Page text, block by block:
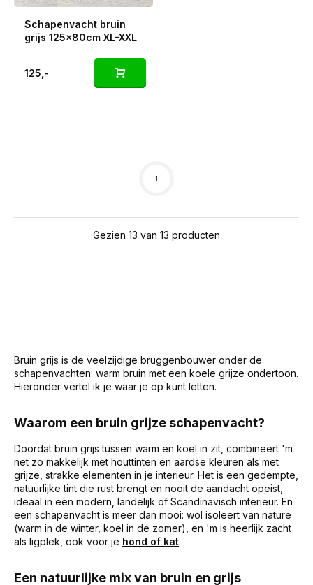
Schapenvacht bruin
grijs 125x80cm XL-XXL
125,-
1
Gezien 13 van 13 producten
Bruin grijs is de veelzijdige bruggenbouwer onder de
schapenvachten: warm bruin met een koele grijze ondertoon.
Hieronder vertel ik je waar je op kunt letten.
Waarom een bruin grijze schapenvacht?
Doordat bruin grijs tussen warm en koel in zit, combineert 'm
net zo makkelijk met houttinten en aardse kleuren als met
grijze, strakke elementen in je interieur. Het is een gedempte,
natuurlijke tint die rust brengt en nooit de aandacht opeist,
ideaal in een modern, landelijk of Scandinavisch interieur. En
een schapenvacht is meer dan mooi: wol isoleert van nature
(warm in de winter, koel in de zomer), en 'm is heerlijk zacht
als ligplek, ook voor je hond of kat.
Een natuurlijke mix van bruin en grijs